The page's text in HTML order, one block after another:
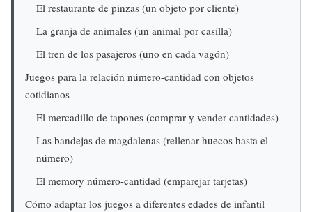
El restaurante de pinzas (un objeto por cliente)
La granja de animales (un animal por casilla)
El tren de los pasajeros (uno en cada vagón)
Juegos para la relación número-cantidad con objetos
cotidianos
El mercadillo de tapones (comprar y vender cantidades)
Las bandejas de magdalenas (rellenar huecos hasta el
número)
El memory número-cantidad (emparejar tarjetas)
Cómo adaptar los juegos a diferentes edades de infantil